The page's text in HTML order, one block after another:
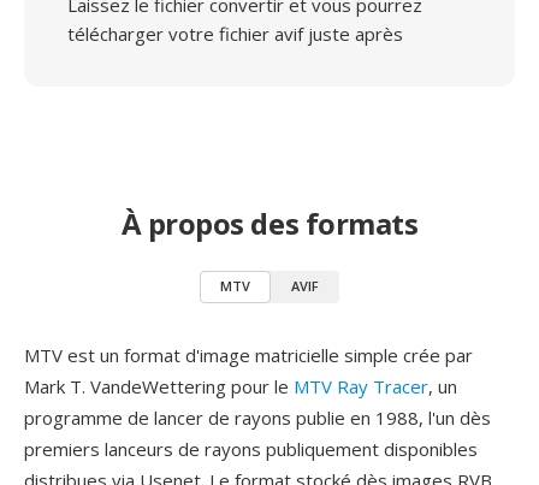
Laissez le fichier convertir et vous pourrez
télécharger votre fichier avif juste après
À propos des formats
MTV AVIF
MTV est un format d'image matricielle simple crée par
Mark T. VandeWettering pour le MTV Ray Tracer, un
programme de lancer de rayons publie en 1988, l'un dès
premiers lanceurs de rayons publiquement disponibles
distribues via Usenet. Le format stocké dès images RVB